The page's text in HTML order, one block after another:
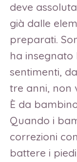
deve
già dalle
preparati.
ha insegnato
sentimenti,
tre anni, non
È da
Quando i
correzioni
battere i